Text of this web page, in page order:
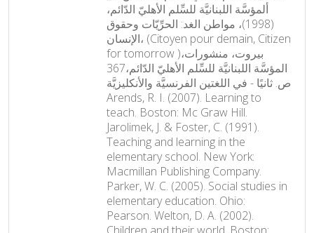
ألمؤسَّة اللبنانيَّة للسِّلم الأهليّ الدّائم،
(1998)، مواطن الغد: الحرِّيّات وحقوق
الإنسان، (Citoyen pour demain, Citizen
for tomorrow )،بيروت، منشورات
المؤسَّة اللبنانيَّة للسِّلم الأهليّ الدّائم،367
ص. ثانيًا - في اللغتين الفرنسيَّة والأنكليزيَّة
Arends, R. I. (2007). Learning to
teach. Boston: Mc Graw Hill.
Jarolimek, J. & Foster, C. (1991).
Teaching and learning in the
elementary school. New York:
Macmillan Publishing Company.
Parker, W. C. (2005). Social studies in
elementary education. Ohio:
Pearson. Welton, D. A. (2002).